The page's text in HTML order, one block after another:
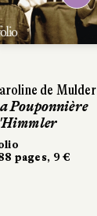
de Mulder
Pouponnière
pages, 9 €
de Mulder
Pouponnière
pages, 9 €